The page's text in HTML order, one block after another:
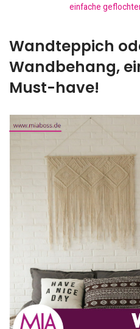
einfache
Wandteppich
Wandbehang,
Must-have!